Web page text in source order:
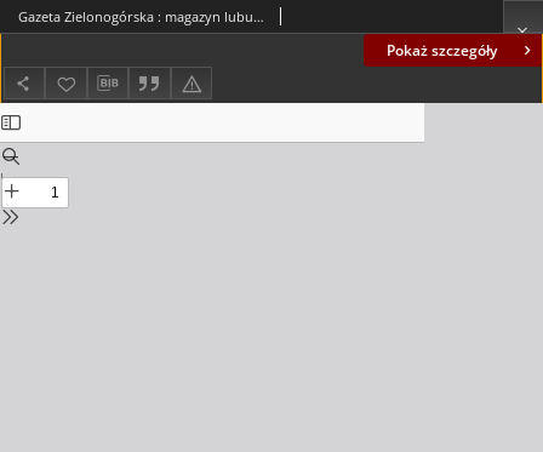
Pokaż szczegóły
Gazeta Zielonogórska : magazyn lubuski : organ KW Polskiej Zjednoczonej Partii Robotniczej R. XIX Nr 229 (26/27 września 1970). - Wyd. A